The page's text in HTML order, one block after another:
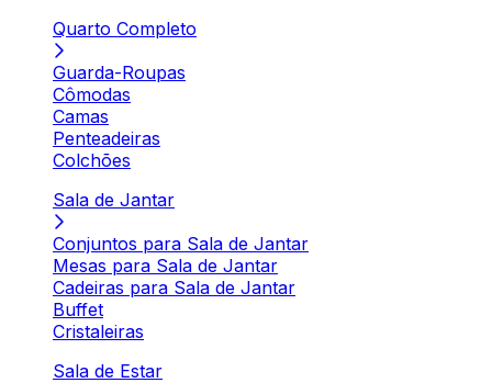
Quarto Completo
Guarda-Roupas
Cômodas
Camas
Penteadeiras
Colchões
Sala de Jantar
Conjuntos para Sala de Jantar
Mesas para Sala de Jantar
Cadeiras para Sala de Jantar
Buffet
Cristaleiras
Sala de Estar